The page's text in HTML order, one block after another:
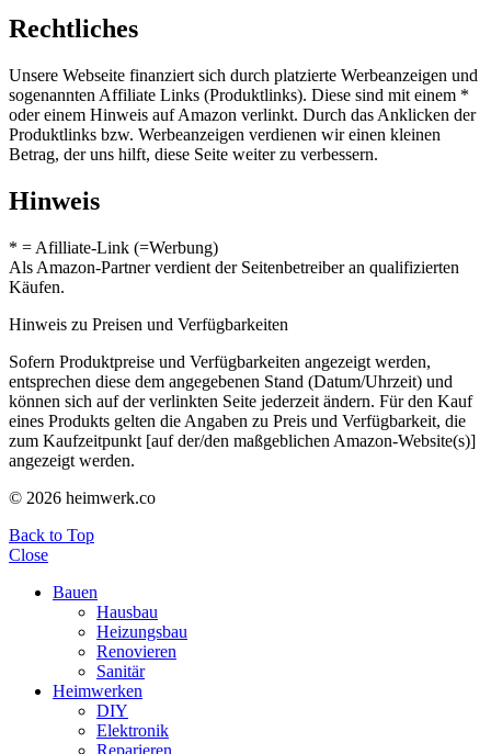
Rechtliches
Unsere Webseite finanziert sich durch platzierte Werbeanzeigen und
sogenannten Affiliate Links (Produktlinks). Diese sind mit einem *
oder einem Hinweis auf Amazon verlinkt. Durch das Anklicken der
Produktlinks bzw. Werbeanzeigen verdienen wir einen kleinen
Betrag, der uns hilft, diese Seite weiter zu verbessern.
Hinweis
* = Afilliate-Link (=Werbung)
Als Amazon-Partner verdient der Seitenbetreiber an qualifizierten
Käufen.
Hinweis zu Preisen und Verfügbarkeiten
Sofern Produktpreise und Verfügbarkeiten angezeigt werden,
entsprechen diese dem angegebenen Stand (Datum/Uhrzeit) und
können sich auf der verlinkten Seite jederzeit ändern. Für den Kauf
eines Produkts gelten die Angaben zu Preis und Verfügbarkeit, die
zum Kaufzeitpunkt [auf der/den maßgeblichen Amazon-Website(s)]
angezeigt werden.
© 2026 heimwerk.co
Back to Top
Close
Bauen
Hausbau
Heizungsbau
Renovieren
Sanitär
Heimwerken
DIY
Elektronik
Reparieren